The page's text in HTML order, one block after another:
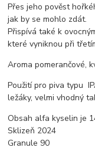
Přes jeho pověst
jak by se mohlo zdát.
Přispívá také k
které vyniknou při
Aroma pomerančové,
Použití pro piva typu
ležáky, velmi vhodný
Obsah alfa kyselin je
Sklizeň 2024
Granule 90